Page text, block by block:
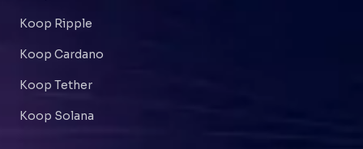
Koop Ripple
Koop Cardano
Koop Tether
Koop Solana